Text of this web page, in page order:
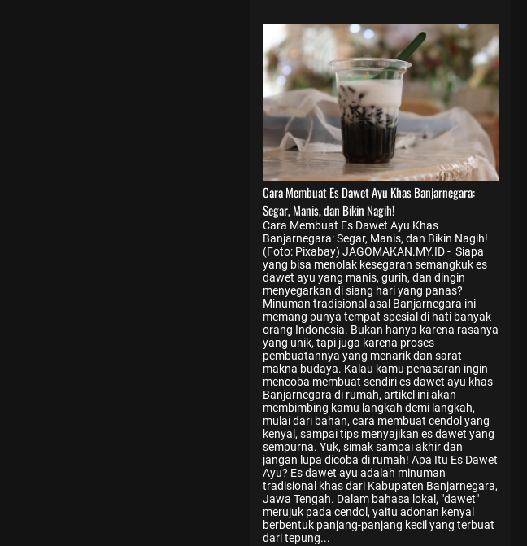
Cara Membuat Es Dawet Ayu Khas Banjarnegara:
Segar, Manis, dan Bikin Nagih!
Cara Membuat Es Dawet Ayu Khas
Banjarnegara: Segar, Manis, dan Bikin Nagih!
(Foto: Pixabay) JAGOMAKAN.MY.ID - Siapa
yang bisa menolak kesegaran semangkuk es
dawet ayu yang manis, gurih, dan dingin
menyegarkan di siang hari yang panas?
Minuman tradisional asal Banjarnegara ini
memang punya tempat spesial di hati banyak
orang Indonesia. Bukan hanya karena rasanya
yang unik, tapi juga karena proses
pembuatannya yang menarik dan sarat
makna budaya. Kalau kamu penasaran ingin
mencoba membuat sendiri es dawet ayu khas
Banjarnegara di rumah, artikel ini akan
membimbing kamu langkah demi langkah,
mulai dari bahan, cara membuat cendol yang
kenyal, sampai tips menyajikan es dawet yang
sempurna. Yuk, simak sampai akhir dan
jangan lupa dicoba di rumah! Apa Itu Es Dawet
Ayu? Es dawet ayu adalah minuman
tradisional khas dari Kabupaten Banjarnegara,
Jawa Tengah. Dalam bahasa lokal, "dawet"
merujuk pada cendol, yaitu adonan kenyal
berbentuk panjang-panjang kecil yang terbuat
dari tepung...